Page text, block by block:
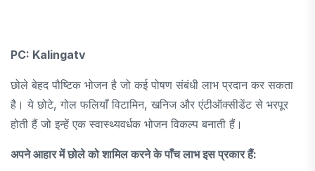
PC: Kalingatv
छोले बेहद पौष्टिक भोजन है जो कई पोषण संबंधी लाभ प्रदान कर सकता
है। ये छोटे, गोल फलियाँ विटामिन, खनिज और एंटीऑक्सीडेंट से भरपूर
होती हैं जो इन्हें एक स्वास्थ्यवर्धक भोजन विकल्प बनाती हैं।
अपने आहार में छोले को शामिल करने के पाँच लाभ इस प्रकार हैं: